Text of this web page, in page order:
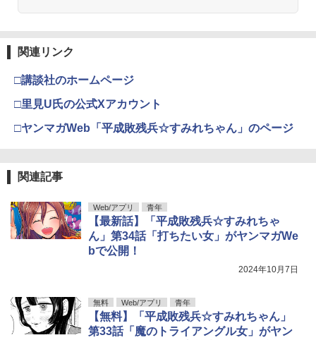
関連リンク
□講談社のホームページ
□里見U氏の公式Xアカウント
□ヤンマガWeb「平成敗残兵☆すみれちゃん」のページ
関連記事
Web/アプリ 青年
【最新話】「平成敗残兵☆すみれちゃ
ん」第34話「打ちたい女」がヤンマガWe
bで公開！
2024年10月7日
無料 Web/アプリ 青年
【無料】「平成敗残兵☆すみれちゃん」
第33話「魔のトライアングル女」がヤン